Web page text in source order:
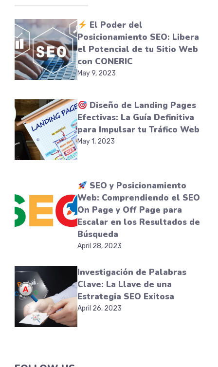
El Poder del
Posicionamiento SEO: Libera
el Potencial de tu Sitio Web
con CONERIC
May 9, 2023
Diseño de Landing Pages
Efectivas: La Guía Definitiva
para Impulsar tu Tráfico Web
May 1, 2023
SEO y Posicionamiento
Web: Comprendiendo el SEO
On Page y Off Page para
Escalar en los Resultados de
Búsqueda
April 28, 2023
Investigación de Palabras
Clave: La Llave de una
Estrategia SEO Exitosa
April 26, 2023